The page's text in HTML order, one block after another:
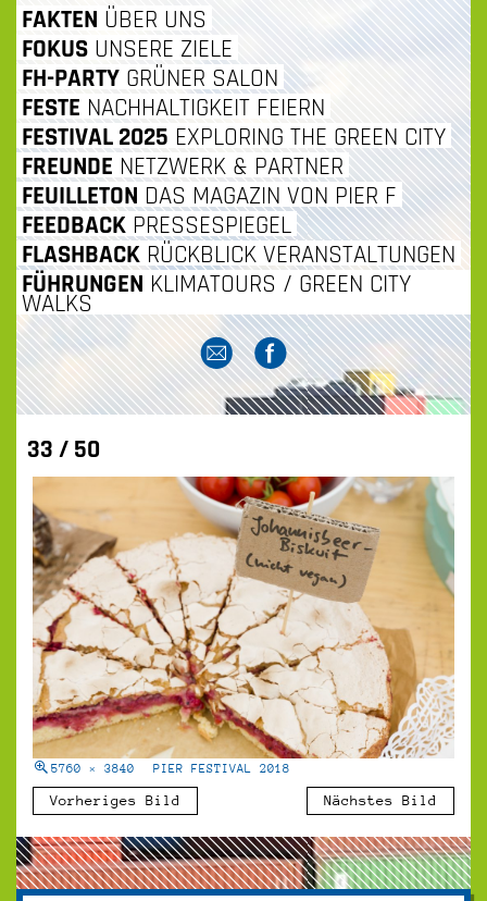
ZUM
INHALT
SPRINGEN
FAKTEN ÜBER UNS
FOKUS UNSERE ZIELE
FH-PARTY GRÜNER SALON
FESTE NACHHALTIGKEIT FEIERN
FESTIVAL 2025 EXPLORING THE GREEN CITY
FREUNDE NETZWERK & PARTNER
FEUILLETON DAS MAGAZIN VON PIER F
FEEDBACK PRESSESPIEGEL
FLASHBACK RÜCKBLICK VERANSTALTUNGEN
FÜHRUNGEN KLIMATOURS / GREEN CITY
WALKS
33 / 50
5760 × 3840 PIER FESTIVAL 2018
Vorheriges Bild Nächstes Bild